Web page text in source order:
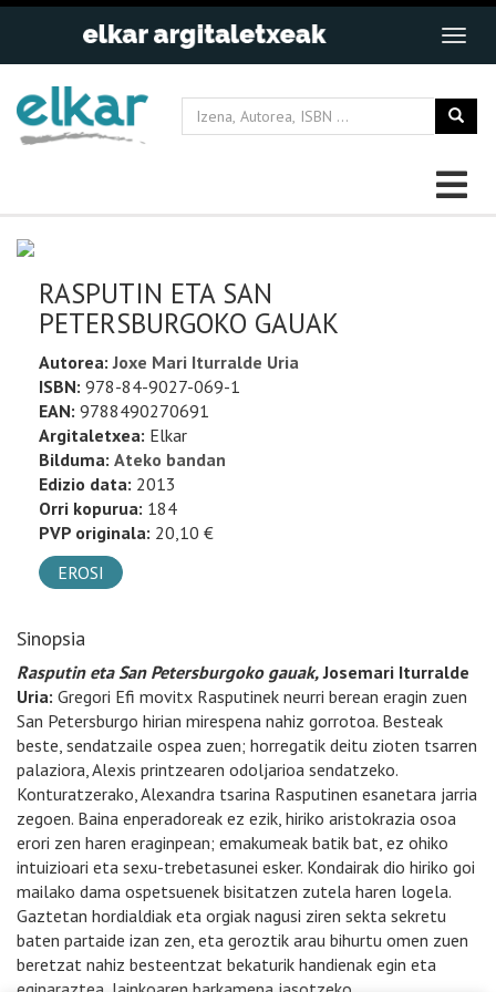
RASPUTIN ETA SAN
PETERSBURGOKO GAUAK
Autorea:Joxe Mari Iturralde Uria
ISBN: 978-84-9027-069-1
EAN: 9788490270691
Argitaletxea: Elkar
Bilduma: Ateko bandan
Edizio data: 2013
Orri kopurua: 184
PVP originala: 20,10 €
EROSI
Sinopsia
Rasputin eta San Petersburgoko gauak,Josemari Iturralde
Uria: Gregori Efi movitx Rasputinek neurri berean eragin zuen
San Petersburgo hirian mirespena nahiz gorrotoa. Besteak
beste, sendatzaile ospea zuen; horregatik deitu zioten tsarren
palaziora, Alexis printzearen odoljarioa sendatzeko.
Konturatzerako, Alexandra tsarina Rasputinen esanetara jarria
zegoen. Baina enperadoreak ez ezik, hiriko aristokrazia osoa
erori zen haren eraginpean; emakumeak batik bat, ez ohiko
intuizioari eta sexu-trebetasunei esker. Kondairak dio hiriko goi
mailako dama ospetsuenek bisitatzen zutela haren logela.
Gaztetan hordialdiak eta orgiak nagusi ziren sekta sekretu
baten partaide izan zen, eta geroztik arau bihurtu omen zuen
beretzat nahiz besteentzat bekaturik handienak egin eta